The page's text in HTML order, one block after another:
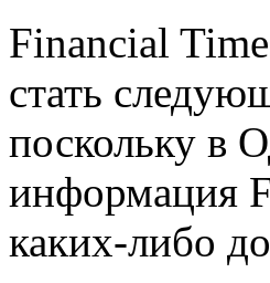
Financial
стать
поскольку в
информация
каких-либо